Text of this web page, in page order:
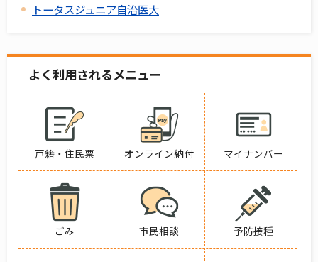
トータスジュニア自治医大
よく利用されるメニュー
戸籍・住民票 オンライン納付 マイナンバー
ごみ 市民相談 予防接種